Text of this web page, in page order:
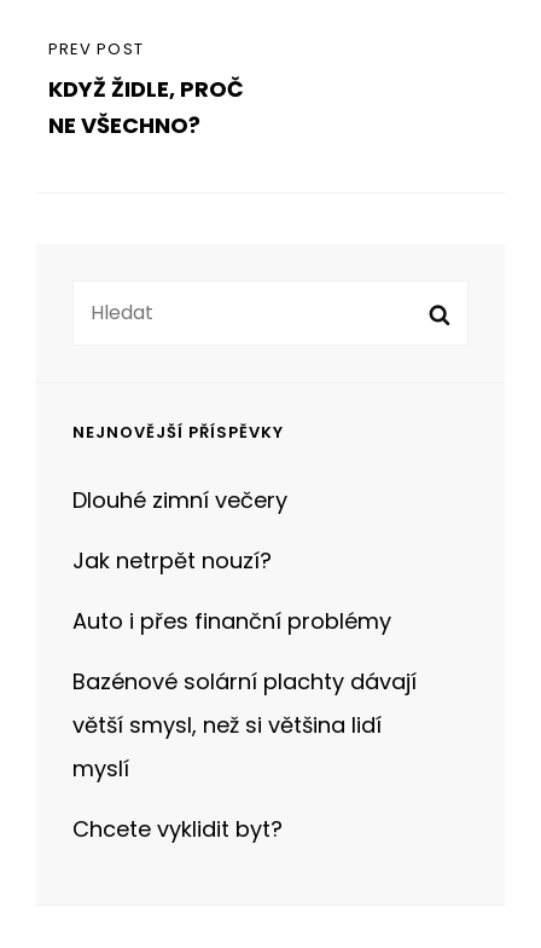
PREVIOUS
POST
PREV POST
KDYŽ ŽIDLE, PROČ
NE VŠECHNO?
NEJNOVĚJŠÍ PŘÍSPĚVKY
Dlouhé zimní večery
Jak netrpět nouzí?
Auto i přes finanční problémy
Bazénové solární plachty dávají
větší smysl, než si většina lidí
myslí
Chcete vyklidit byt?